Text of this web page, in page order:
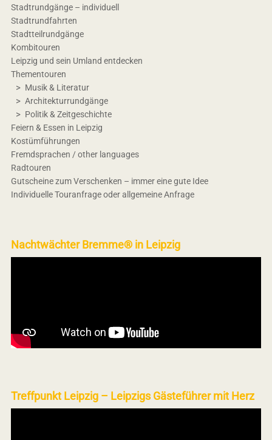
Stadtrundgänge – individuell
Stadtrundfahrten
Stadtteilrundgänge
Kombitouren
Leipzig und sein Umland entdecken
Thementouren
Musik & Literatur
Architekturrundgänge
Politik & Zeitgeschichte
Feiern & Essen in Leipzig
Kostümführungen
Fremdsprachen / other languages
Radtouren
Gutscheine zum Verschenken – immer eine gute Idee
Individuelle Touranfrage oder allgemeine Anfrage
Nachtwächter Bremme® in Leipzig
Treffpunkt Leipzig – Leipzigs Gästeführer mit Herz